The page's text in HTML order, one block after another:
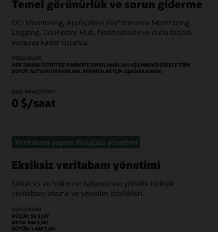
Temel görünürlük ve sorun giderme
OCI Monitoring, Application Performance Monitoring,
Logging, Connector Hub, Notifications ve daha fazlası
sonsuza kadar ücretsiz.
ÖZELLIKLER
HER ZAMAN ÜCRETSIZ KAPASITE SINIRLAMALARI AŞILMADIĞI SÜRECE TÜM
BOYUT ALTYAPI ORTAMLARI. AYRINTILAR IÇIN AŞAĞIYA BAKIN.
BAŞLANGIÇ FIYATI
0 $/saat
Veritabanı yaşam döngüsü yönetimi
Eksiksiz veritabanı yönetimi
Şirket içi ve bulut veritabanlarına yönelik birleşik
veritabanı izleme ve yönetim özellikleri.
ÖZELLIKLER
KÜÇÜK: 30 $/AY
ORTA: 536 $/AY
BÜYÜK: 1.488 $/AY